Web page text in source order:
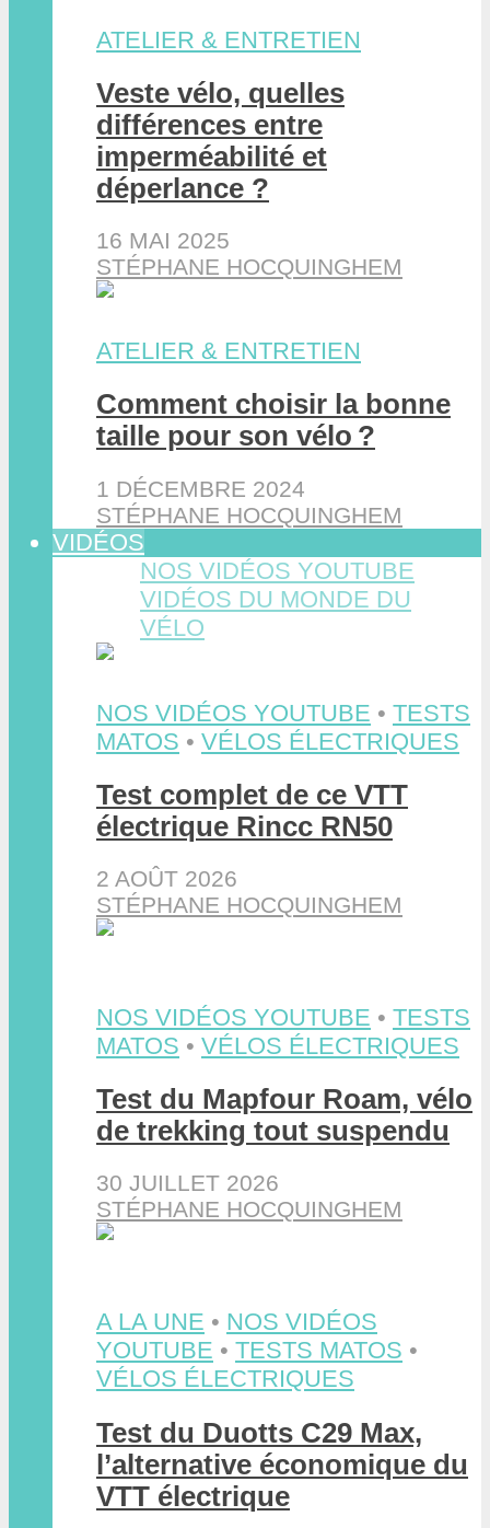
ATELIER & ENTRETIEN
Veste vélo, quelles
différences entre
imperméabilité et
déperlance ?
16 MAI 2025
STÉPHANE HOCQUINGHEM
ATELIER & ENTRETIEN
Comment choisir la bonne
taille pour son vélo ?
1 DÉCEMBRE 2024
STÉPHANE HOCQUINGHEM
VIDÉOS
NOS VIDÉOS YOUTUBE
VIDÉOS DU MONDE DU
VÉLO
NOS VIDÉOS YOUTUBE • TESTS
MATOS • VÉLOS ÉLECTRIQUES
Test complet de ce VTT
électrique Rincc RN50
2 AOÛT 2026
STÉPHANE HOCQUINGHEM
NOS VIDÉOS YOUTUBE • TESTS
MATOS • VÉLOS ÉLECTRIQUES
Test du Mapfour Roam, vélo
de trekking tout suspendu
30 JUILLET 2026
STÉPHANE HOCQUINGHEM
A LA UNE • NOS VIDÉOS
YOUTUBE • TESTS MATOS •
VÉLOS ÉLECTRIQUES
Test du Duotts C29 Max,
l’alternative économique du
VTT électrique